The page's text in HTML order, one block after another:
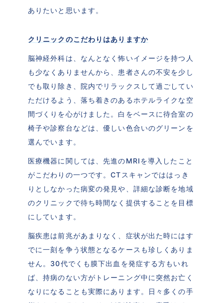
ありたいと思います。
クリニックのこだわりはありますか
脳神経外科は、なんとなく怖いイメージを持つ人
も少なくありませんから、患者さんの不安を少し
でも取り除き、院内でリラックスして過ごしてい
ただけるよう、落ち着きのあるホテルライクな空
間づくりを心がけました。白をベースに待合室の
椅子や診察台などは、優しい色合いのグリーンを
選んでいます。
医療機器に関しては、先進のMRIを導入したこと
がこだわりの一つです。CTスキャンでははっき
りとしなかった病変の発見や、詳細な診断を地域
のクリニックで待ち時間なく提供することを目標
にしています。
脳疾患は前兆があまりなく、症状が出た時にはす
でに一刻を争う状態となるケースも珍しくありま
せん。30代でくも膜下出血を発症する方もいれ
ば、持病のない方がトレーニング中に突然お亡く
なりになることも実際にあります。日々多くの手